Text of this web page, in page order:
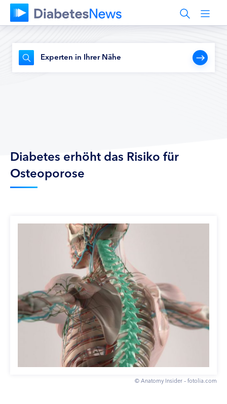
Experten in Ihrer Nähe
Diabetes erhöht das Risiko für
Osteoporose
© Anatomy Insider – fotolia.com